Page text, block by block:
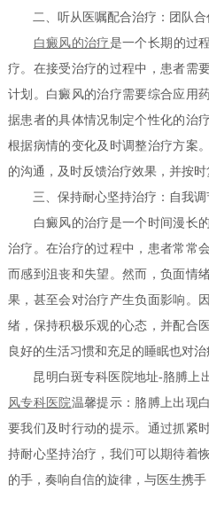
二、听从医嘱配合治疗：团队合
白癜风的治疗是一个长期的过
疗。在接受治疗的过程中，患者需
计划。白癜风的治疗需要综合应用
据患者的具体情况制定个性化的治
根据病情的变化及时调整治疗方案
的沟通，及时反馈治疗效果，并按时
三、保持耐心坚持治疗：自我调
白癜风的治疗是一个时间漫长的
治疗。在治疗的过程中，患者常常
而感到沮丧和失望。然而，负面情
果，甚至会对治疗产生负面影响。
绪，保持积极乐观的心态，并配合
良好的生活习惯和充足的睡眠也对治
昆明白斑专科医院地址-胳膊上出
风专科医院温馨提示：胳膊上出现
要我们及时行动的提示。通过抓紧
持耐心坚持治疗，我们可以期待着
的手，奏响自信的旋律，与医生携